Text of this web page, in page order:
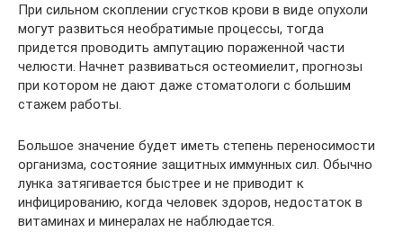
При сильном скоплении сгустков крови в виде опухоли
могут развиться необратимые процессы, тогда
придется проводить ампутацию пораженной части
челюсти. Начнет развиваться остеомиелит, прогнозы
при котором не дают даже стоматологи с большим
стажем работы.
Большое значение будет иметь степень переносимости
организма, состояние защитных иммунных сил. Обычно
лунка затягивается быстрее и не приводит к
инфицированию, когда человек здоров, недостаток в
витаминах и минералах не наблюдается.